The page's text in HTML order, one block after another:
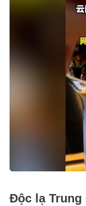
Độc lạ Trung